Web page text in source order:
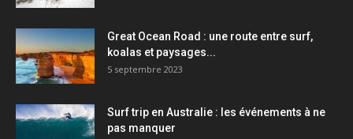
Great Ocean Road : une route entre surf,
koalas et paysages...
5 septembre 2023
Surf trip en Australie : les événements à ne
pas manquer